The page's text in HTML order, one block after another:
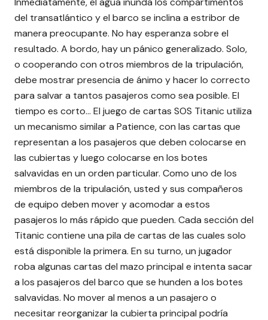
del transatlántico y el barco se inclina a estribor de
manera preocupante. No hay esperanza sobre el
resultado. A bordo, hay un pánico generalizado. Solo,
o cooperando con otros miembros de la tripulación,
debe mostrar presencia de ánimo y hacer lo correcto
para salvar a tantos pasajeros como sea posible. El
tiempo es corto… El juego de cartas SOS Titanic utiliza
un mecanismo similar a Patience, con las cartas que
representan a los pasajeros que deben colocarse en
las cubiertas y luego colocarse en los botes
salvavidas en un orden particular. Como uno de los
miembros de la tripulación, usted y sus compañeros
de equipo deben mover y acomodar a estos
pasajeros lo más rápido que pueden. Cada sección del
Titanic contiene una pila de cartas de las cuales solo
está disponible la primera. En su turno, un jugador
roba algunas cartas del mazo principal e intenta sacar
a los pasajeros del barco que se hunden a los botes
salvavidas. No mover al menos a un pasajero o
necesitar reorganizar la cubierta principal podría